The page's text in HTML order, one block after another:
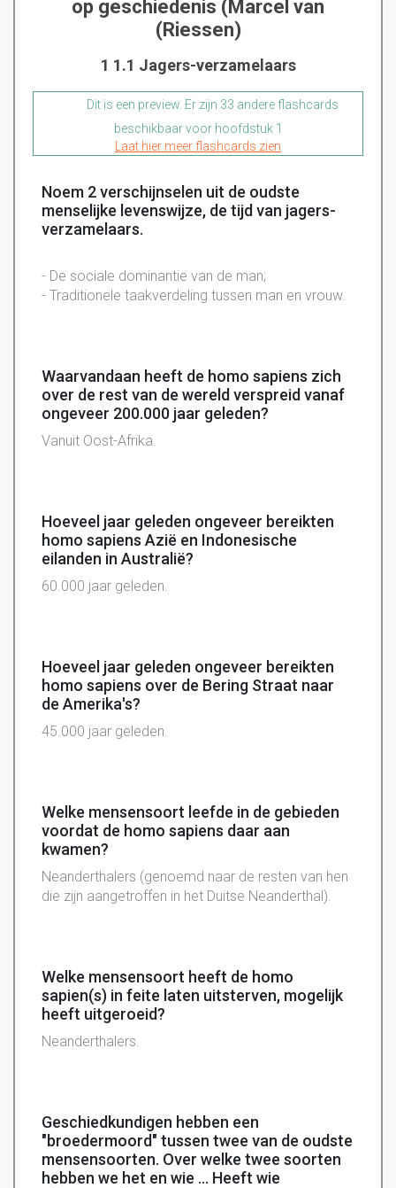
op geschiedenis (Marcel van
(Riessen)
1 1.1 Jagers-verzamelaars
Dit is een preview. Er zijn 33 andere flashcards
beschikbaar voor hoofdstuk 1
Laat hier meer flashcards zien
Noem 2 verschijnselen uit de oudste
menselijke levenswijze, de tijd van jagers-
verzamelaars.
- De sociale dominantie van de man;
- Traditionele taakverdeling tussen man en vrouw.
Waarvandaan heeft de homo sapiens zich
over de rest van de wereld verspreid vanaf
ongeveer 200.000 jaar geleden?
Vanuit Oost-Afrika.
Hoeveel jaar geleden ongeveer bereikten
homo sapiens Azië en Indonesische
eilanden in Australië?
60.000 jaar geleden.
Hoeveel jaar geleden ongeveer bereikten
homo sapiens over de Bering Straat naar
de Amerika's?
45.000 jaar geleden.
Welke mensensoort leefde in de gebieden
voordat de homo sapiens daar aan
kwamen?
Neanderthalers (genoemd naar de resten van hen
die zijn aangetroffen in het Duitse Neanderthal).
Welke mensensoort heeft de homo
sapien(s) in feite laten uitsterven, mogelijk
heeft uitgeroeid?
Neanderthalers.
Geschiedkundigen hebben een
"broedermoord" tussen twee van de oudste
mensensoorten. Over welke twee soorten
hebben we het en wie ... Heeft wie